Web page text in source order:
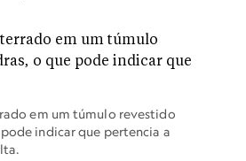
em um túmulo revestido
indicar que pertencia a